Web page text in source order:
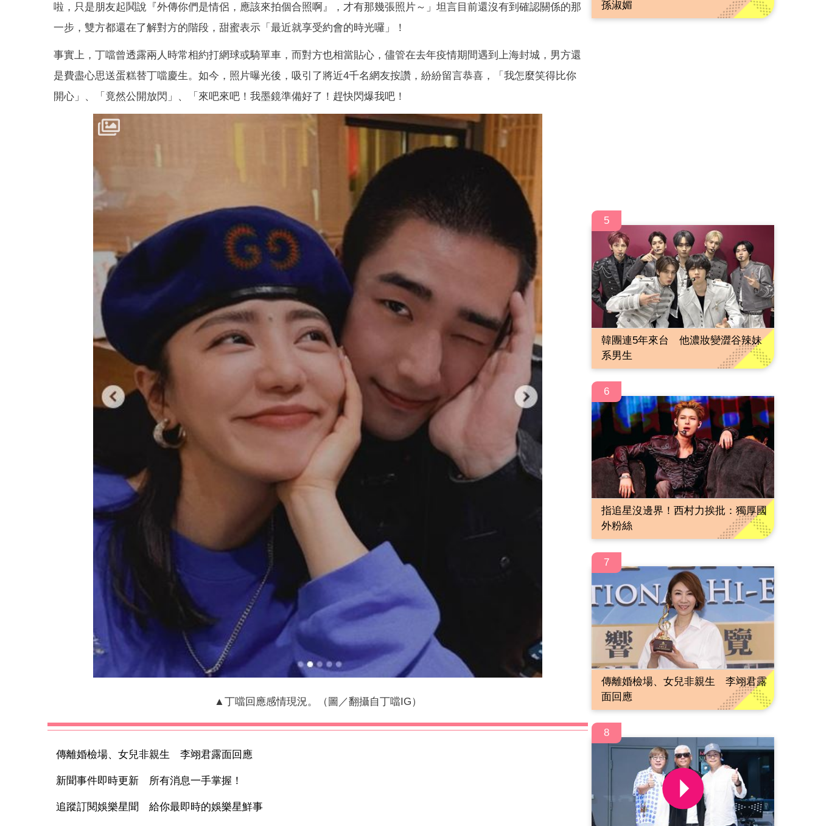
啦，只是朋友起鬨說『外傳你們是情侶，應該來拍個合照啊』，才有那幾張照片～」坦言目前還沒有到確認關係的那
一步，雙方都還在了解對方的階段，甜蜜表示「最近就享受約會的時光囉」！
事實上，丁噹曾透露兩人時常相約打網球或騎單車，而對方也相當貼心，儘管在去年疫情期間遇到上海封城，男方還
是費盡心思送蛋糕替丁噹慶生。如今，照片曝光後，吸引了將近4千名網友按讚，紛紛留言恭喜，「我怎麼笑得比你
開心」、「竟然公開放閃」、「來吧來吧！我墨鏡準備好了！趕快閃爆我吧！
▲丁噹回應感情現況。（圖／翻攝自丁噹IG）
傳離婚檢場、女兒非親生 李翊君露面回應
新聞事件即時更新 所有消息一手掌握！
追蹤訂閱娛樂星聞 給你最即時的娛樂星鮮事
孫淑媚
5
韓團連5年來台 他濃妝變澀谷辣妹
系男生
6
指追星沒邊界！西村力挨批：獨厚國
外粉絲
7
傳離婚檢場、女兒非親生 李翊君露
面回應
8